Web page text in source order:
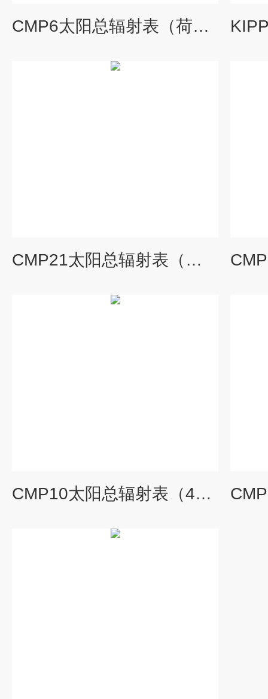
CMP6太阳总辐射表（荷兰KIPP ZONEN）
CMP21太阳总辐射表（防护等级IP67）
CMP10太阳总辐射表（4000 W/m²）